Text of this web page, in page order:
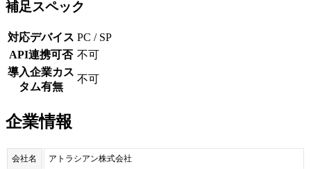
補足スペック
対応デバイス PC / SP
API連携可否 不可
導入企業カス
タム有無
不可
企業情報
会社名 アトラシアン株式会社